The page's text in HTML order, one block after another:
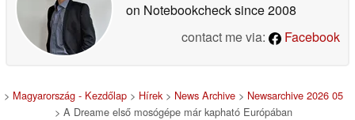
on Notebookchecksince 2008
contact me via:
Facebook
> Magyarország - Kezdőlap > Hírek> News Archive > Newsarchive 2026 05
> A Dreame első mosógépe már kapható Európában